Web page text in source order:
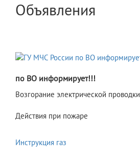
Объявления
по ВО информирует!!!
Возгорание электрической проводки
Действия при пожаре
Инструкция газ